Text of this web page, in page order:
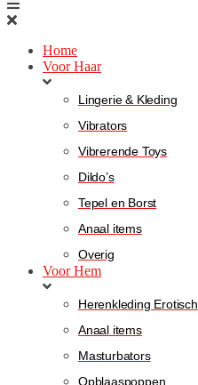
Home
Voor Haar
Lingerie & Kleding
Vibrators
Vibrerende Toys
Dildo’s
Tepel en Borst
Anaal items
Overig
Voor Hem
Herenkleding Erotisch
Anaal items
Masturbators
Opblaaspoppen